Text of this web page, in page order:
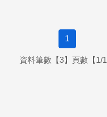
1
資料筆數【3】頁數【1/1